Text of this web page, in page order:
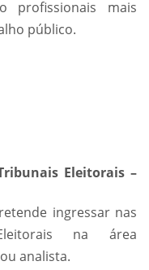
profissionais mais
público.
Eleitorais –
ingressar nas
na área
analista.